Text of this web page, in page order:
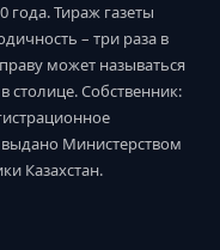
года. Тираж газеты
– три раза в
может называться
столице. Собственник:
выдано Министерством
Казахстан.